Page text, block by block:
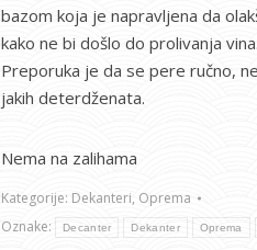
bazom koja je napravljena da
kako ne bi došlo do prolivanja vina.
Preporuka je da se pere ručno,
jakih deterdženata.
Nema na zalihama
Kategorije: Dekanteri, Oprema
Oznake:
Decanter Dekanter Oprema